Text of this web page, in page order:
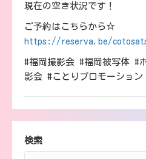
現在の空き状況です！
ご予約はこちらから☆
https://reserva.be/
#福岡撮影会 #福岡被写体 #
影会 #ことりプロモーション
検索